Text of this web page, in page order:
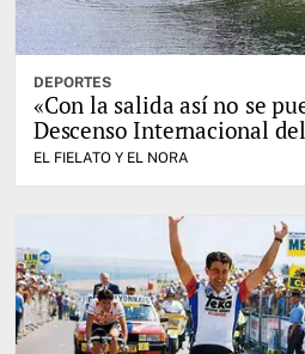
DEPORTES
«Con la salida así no se
Descenso Internacional
EL FIELATO Y EL NORA